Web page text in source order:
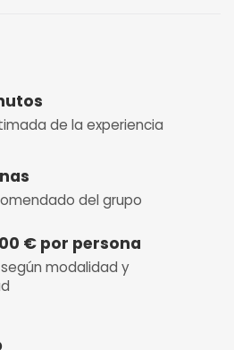
de la experiencia
del grupo
€ por persona
modalidad y